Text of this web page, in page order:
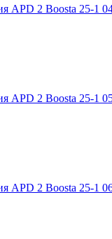
APD 2 Boosta 25-1
APD 2 Boosta 25-1
APD 2 Boosta 25-1